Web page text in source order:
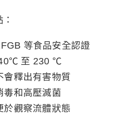
等食品安全認證
至 230 ℃
會釋出有害物質
毒和高壓滅菌
於觀察流體狀態